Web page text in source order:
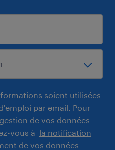
soient utilisées
par email. Pour
de vos données
vous à la notification
de vos données